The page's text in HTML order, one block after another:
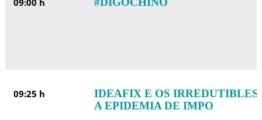
09:00 h
09:25 h
IDEAFIX E OS IRREDUTIBLES:
A EPIDEMIA DE IMPO